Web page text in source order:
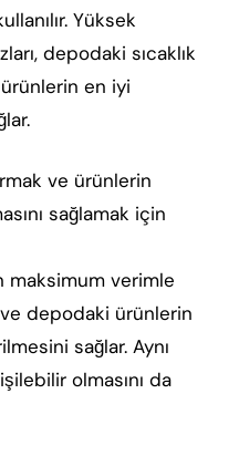
Yüksek
depodaki sıcaklık
ürünlerin en iyi
ve ürünlerin
sağlamak için
maksimum verimle
ve depodaki ürünlerin
sağlar. Aynı
olmasını da